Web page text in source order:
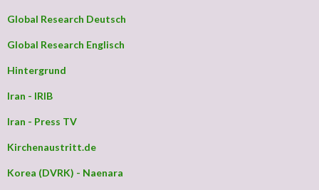
Global Research Deutsch
Global Research Englisch
Hintergrund
Iran - IRIB
Iran - Press TV
Kirchenaustritt.de
Korea (DVRK) - Naenara